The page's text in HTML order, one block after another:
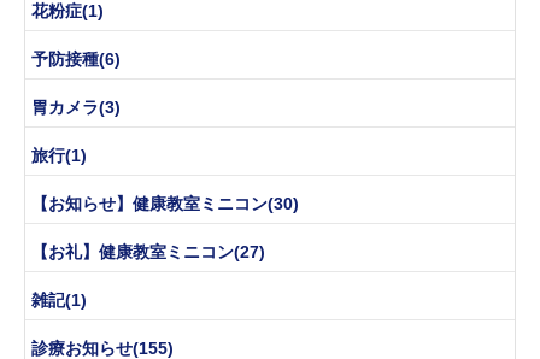
花粉症(1)
予防接種(6)
胃カメラ(3)
旅行(1)
【お知らせ】健康教室ミニコン(30)
【お礼】健康教室ミニコン(27)
雑記(1)
診療お知らせ(155)